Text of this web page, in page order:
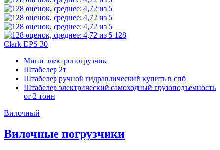
128
Clark DPS 30
Мини электропогрузчик
Штабелер 2т
Штабелер ручной гидравлический купить в спб
Штабелер электрический самоходный грузоподъемность
от 2 тонн
Вилочный
Вилочные погрузчики